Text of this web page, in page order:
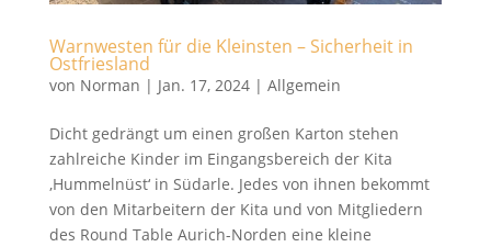
Warnwesten für die Kleinsten – Sicherheit in
Ostfriesland
von Norman | Jan. 17, 2024| Allgemein
Dicht gedrängt um einen großen Karton stehen
zahlreiche Kinder im Eingangsbereich der Kita
‚Hummelnüst‘ in Südarle. Jedes von ihnen bekommt
von den Mitarbeitern der Kita und von Mitgliedern
des Round Table Aurich-Norden eine kleine